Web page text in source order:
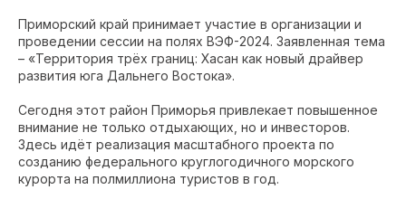
Приморский край принимает участие в организации и
проведении сессии на полях ВЭФ-2024. Заявленная тема
– «Территория трёх границ: Хасан как новый драйвер
развития юга Дальнего Востока».
Сегодня этот район Приморья привлекает повышенное
внимание не только отдыхающих, но и инвесторов.
Здесь идёт реализация масштабного проекта по
созданию федерального круглогодичного морского
курорта на полмиллиона туристов в год.